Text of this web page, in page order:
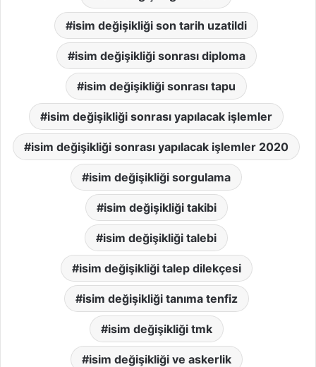
isim değişikliği son tarih uzatildi
isim değişikliği sonrası diploma
isim değişikliği sonrası tapu
isim değişikliği sonrası yapılacak işlemler
isim değişikliği sonrası yapılacak işlemler 2020
isim değişikliği sorgulama
isim değişikliği takibi
isim değişikliği talebi
isim değişikliği talep dilekçesi
isim değişikliği tanıma tenfiz
isim değişikliği tmk
isim değişikliği ve askerlik